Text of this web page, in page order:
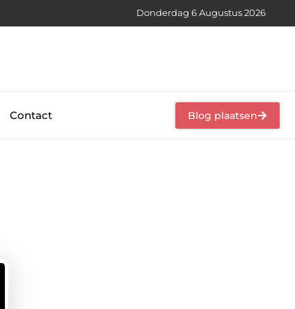
Donderdag 6 Augustus 2026
Contact Blog plaatsen